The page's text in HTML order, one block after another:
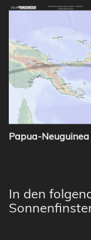
Papua-Neuguinea
In den